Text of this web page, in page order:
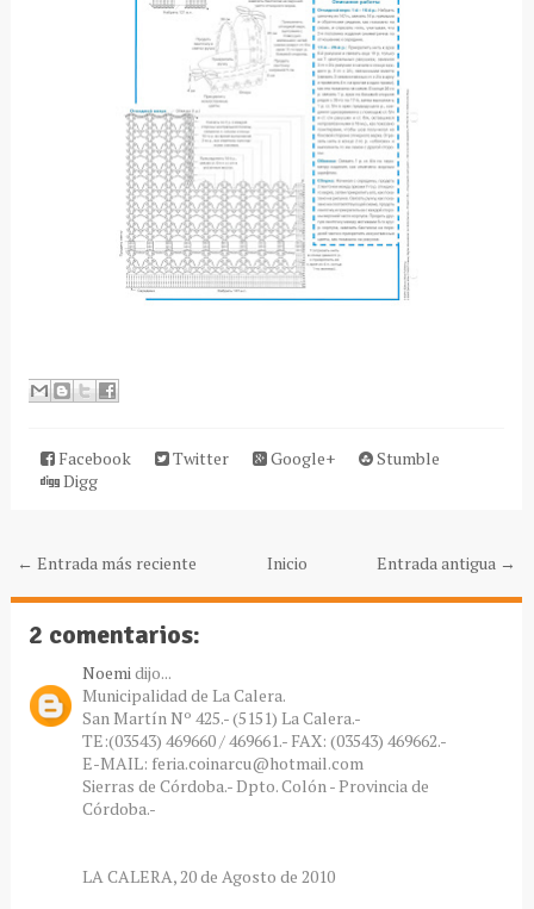
Facebook Twitter Google+
Stumble
Digg
← Entrada más reciente Entrada antigua →
Inicio
2 comentarios:
Noemi dijo...
Municipalidad de La Calera.
San Martín Nº 425.- (5151) La Calera.-
TE:(03543) 469660 / 469661.- FAX: (03543) 469662.-
E-MAIL: feria.coinarcu@hotmail.com
Sierras de Córdoba.- Dpto. Colón - Provincia de
Córdoba.-
LA CALERA, 20 de Agosto de 2010